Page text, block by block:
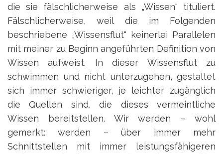
die sie fälschlicherweise als „Wissen“ tituliert.
Fälschlicherweise, weil die im Folgenden
beschriebene „Wissensflut“ keinerlei Parallelen
mit meiner zu Beginn angeführten Definition von
Wissen aufweist. In dieser Wissensflut zu
schwimmen und nicht unterzugehen, gestaltet
sich immer schwieriger, je leichter zugänglich
die Quellen sind, die dieses vermeintliche
Wissen bereitstellen. Wir werden – wohl
gemerkt: werden – über immer mehr
Schnittstellen mit immer leistungsfähigeren